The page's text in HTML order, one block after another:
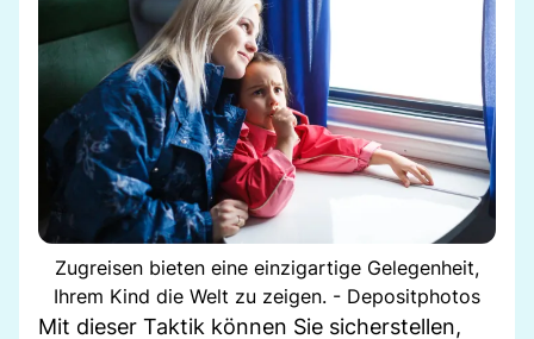
Zugreisen bieten eine einzigartige Gelegenheit,
Ihrem Kind die Welt zu zeigen. - Depositphotos
Mit dieser Taktik können Sie sicherstellen,